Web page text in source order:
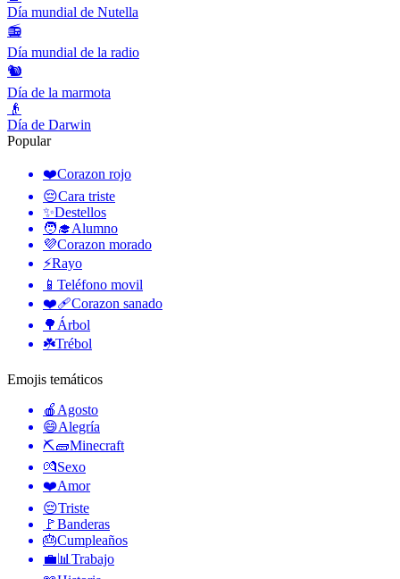
Día mundial de Nutella
📻
Día mundial de la radio
🐿
Día de la marmota
👴
Día de Darwin
Popular
❤️Corazon rojo
😔Cara triste
✨Destellos
🧑‍🎓Alumno
💜Corazon morado
⚡Rayo
📱 Teléfono movil
❤️‍🩹Corazon sanado
🌳 Árbol
☘️Trébol
Emojis temáticos
🍎 Agosto
😄Alegría
⛏🧱Minecraft
💏Sexo
❤️Amor
😔Triste
🚩Banderas
🎂Cumpleaños
💼📊 Trabajo